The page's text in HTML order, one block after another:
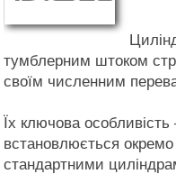
тумблерним штоком
своїм численним
Їх ключова
встановлюється
стандартними